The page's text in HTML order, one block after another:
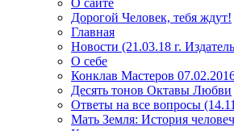
О сайте
Дорогой Человек, тебя ждут!
Главная
Новости (21.03.18 г.
О себе
Конклав Мастеров
Десять тонов Октавы Любви
Ответы на все вопросы
Мать Земля: История